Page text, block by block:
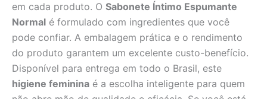
em cada produto. O Sabonete Íntimo Espumante
Normal é formulado com ingredientes que você
pode confiar. A embalagem prática e o rendimento
do produto garantem um excelente custo-benefício.
Disponível para entrega em todo o Brasil, este
higiene feminina é a escolha inteligente para quem